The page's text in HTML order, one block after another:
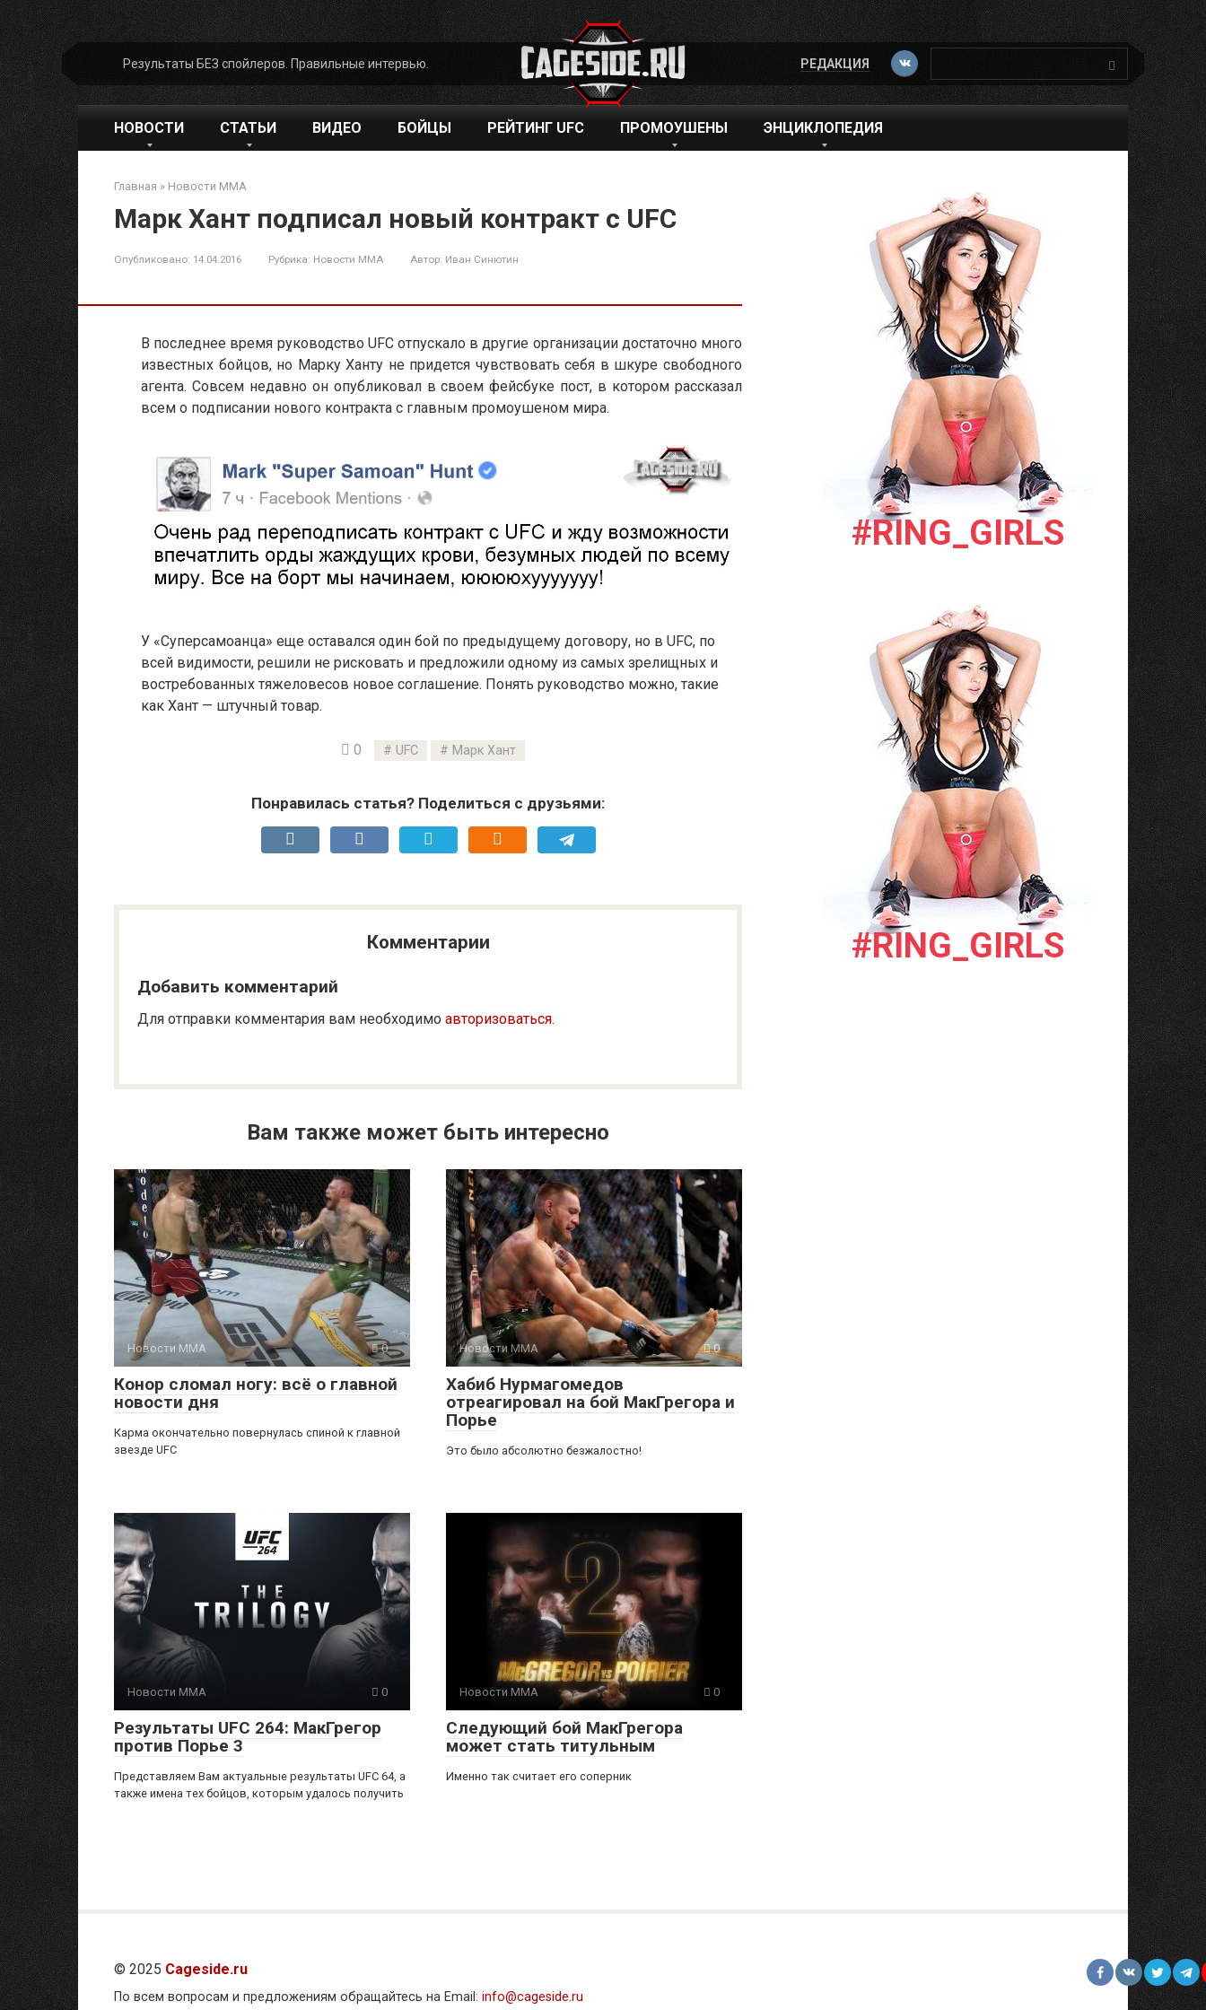
контенту
Результаты БЕЗ спойлеров. Правильные интервью. РЕДАКЦИЯ
НОВОСТИ СТАТЬИ ВИДЕО БОЙЦЫ РЕЙТИНГ UFC ПРОМОУШЕНЫ ЭНЦИКЛОПЕДИЯ
Главная » Новости ММА
Марк Хант подписал новый контракт с UFC
Опубликовано: 14.04.2016 Рубрика: Новости ММА Автор: Иван Синютин
В последнее время руководство UFC отпускало в другие организации достаточно много
известных бойцов, но Марку Ханту не придется чувствовать себя в шкуре свободного
агента. Совсем недавно он опубликовал в своем фейсбуке пост, в котором рассказал
всем о подписании нового контракта с главным промоушеном мира.
У «Суперсамоанца» еще оставался один бой по предыдущему договору, но в UFC, по
всей видимости, решили не рисковать и предложили одному из самых зрелищных и
востребованных тяжеловесов новое соглашение. Понять руководство можно, такие
как Хант — штучный товар.
0 UFC Марк Хант
Понравилась статья? Поделиться с друзьями:
Комментарии
Добавить комментарий
Для отправки комментария вам необходимо авторизоваться.
Вам также может быть интересно
Новости ММА 0
Конор сломал ногу: всё о главной
новости дня
Карма окончательно повернулась спиной к главной
звезде UFC
Новости ММА 0
Хабиб Нурмагомедов
отреагировал на бой МакГрегора и
Порье
Это было абсолютно безжалостно!
Новости ММА 0
Результаты UFC 264: МакГрегор
против Порье 3
Представляем Вам актуальные результаты UFC 64, а
также имена тех бойцов, которым удалось получить
Новости ММА 0
Следующий бой МакГрегора
может стать титульным
Именно так считает его соперник
#RING_GIRLS
#RING_GIRLS
© 2025 Cageside.ru
По всем вопросам и предложениям обращайтесь на Email: info@cageside.ru